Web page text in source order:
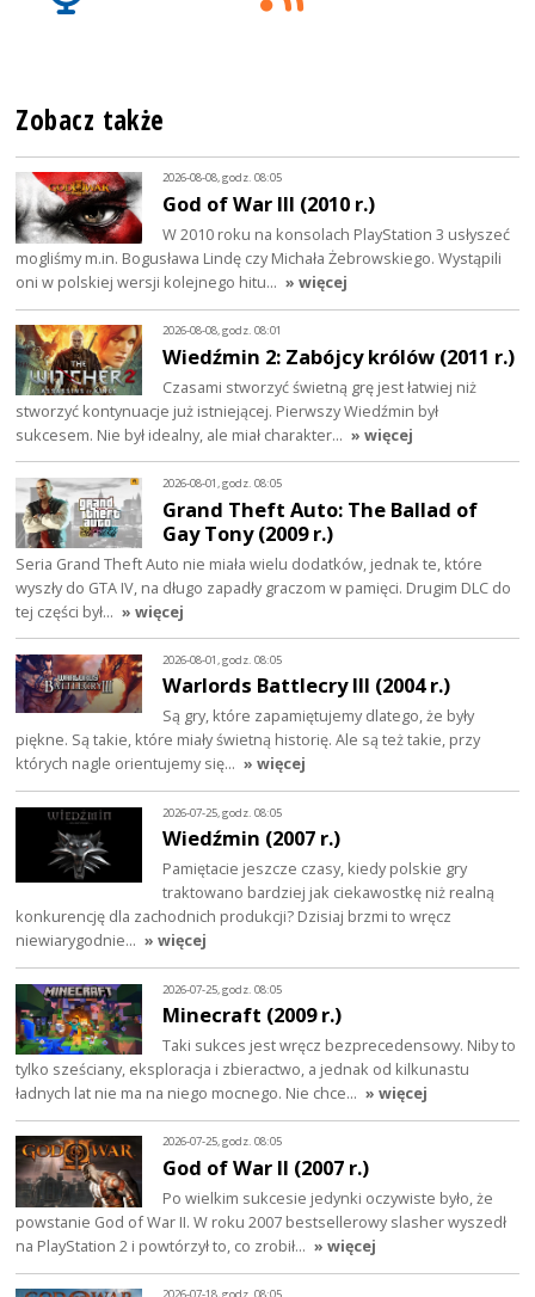
Zobacz także
2026-08-08, godz. 08:05
God of War III (2010 r.)
W 2010 roku na konsolach PlayStation 3 usłyszeć
mogliśmy m.in. Bogusława Lindę czy Michała Żebrowskiego. Wystąpili
oni w polskiej wersji kolejnego hitu… » więcej
2026-08-08, godz. 08:01
Wiedźmin 2: Zabójcy królów (2011 r.)
Czasami stworzyć świetną grę jest łatwiej niż
stworzyć kontynuacje już istniejącej. Pierwszy Wiedźmin był
sukcesem. Nie był idealny, ale miał charakter… » więcej
2026-08-01, godz. 08:05
Grand Theft Auto: The Ballad of
Gay Tony (2009 r.)
Seria Grand Theft Auto nie miała wielu dodatków, jednak te, które
wyszły do GTA IV, na długo zapadły graczom w pamięci. Drugim DLC do
tej części był… » więcej
2026-08-01, godz. 08:05
Warlords Battlecry III (2004 r.)
Są gry, które zapamiętujemy dlatego, że były
piękne. Są takie, które miały świetną historię. Ale są też takie, przy
których nagle orientujemy się… » więcej
2026-07-25, godz. 08:05
Wiedźmin (2007 r.)
Pamiętacie jeszcze czasy, kiedy polskie gry
traktowano bardziej jak ciekawostkę niż realną
konkurencję dla zachodnich produkcji? Dzisiaj brzmi to wręcz
niewiarygodnie… » więcej
2026-07-25, godz. 08:05
Minecraft (2009 r.)
Taki sukces jest wręcz bezprecedensowy. Niby to
tylko sześciany, eksploracja i zbieractwo, a jednak od kilkunastu
ładnych lat nie ma na niego mocnego. Nie chce… » więcej
2026-07-25, godz. 08:05
God of War II (2007 r.)
Po wielkim sukcesie jedynki oczywiste było, że
powstanie God of War II. W roku 2007 bestsellerowy slasher wyszedł
na PlayStation 2 i powtórzył to, co zrobił… » więcej